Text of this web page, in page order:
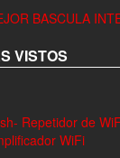
BASCULA
VISTOS
Repetidor de
WiFi